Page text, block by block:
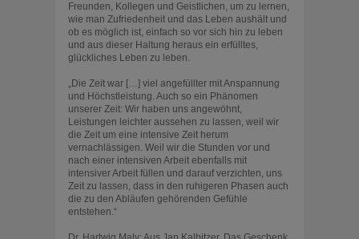
Freunden, Kollegen und Geistlichen, um zu lernen,
wie man Zufriedenheit und das Leben aushält und
ob es möglich ist, einfach so vor sich hin zu leben
und aus dieser Haltung heraus ein erfülltes,
glückliches Leben zu leben.
„Die Zeit war […] viel angefüllter mit Anspannung
und Höchstleistung. Auch so ein Phänomen
unserer Zeit: Wir haben uns angewöhnt,
Leistungen leichter aussehen zu lassen, weil wir
die Zeit um eine intensive Zeit herum
vernachlässigen. Weil wir die Stunden vor und
nach einer intensiven Arbeit ebenfalls mit
intensiver Arbeit füllen und darauf verzichten, uns
Zeit zu lassen, dass in den ruhigeren Phasen auch
die zu den Abläufen gehörenden Gefühle
entstehen.“